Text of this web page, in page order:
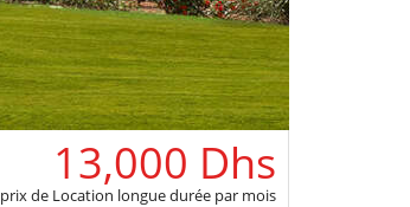
13,000 Dhs
prix de Location longue durée par mois